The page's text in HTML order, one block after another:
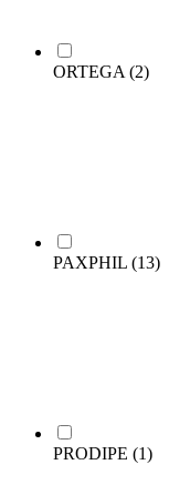
ORTEGA (2)
PAXPHIL (13)
PRODIPE (1)